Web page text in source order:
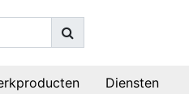
Diensten